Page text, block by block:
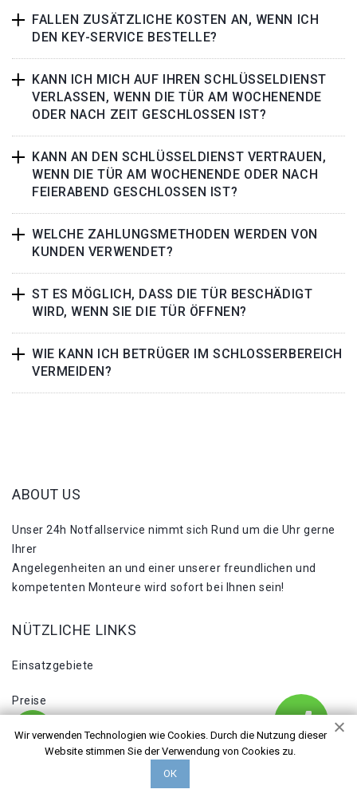
FALLEN ZUSÄTZLICHE KOSTEN AN, WENN ICH
DEN KEY-SERVICE BESTELLE?
KANN ICH MICH AUF IHREN SCHLÜSSELDIENST
VERLASSEN, WENN DIE TÜR AM WOCHENENDE
ODER NACH ZEIT GESCHLOSSEN IST?
KANN AN DEN SCHLÜSSELDIENST VERTRAUEN,
WENN DIE TÜR AM WOCHENENDE ODER NACH
FEIERABEND GESCHLOSSEN IST?
WELCHE ZAHLUNGSMETHODEN WERDEN VON
KUNDEN VERWENDET?
ST ES MÖGLICH, DASS DIE TÜR BESCHÄDIGT
WIRD, WENN SIE DIE TÜR ÖFFNEN?
WIE KANN ICH BETRÜGER IM SCHLOSSERBEREICH
VERMEIDEN?
Wir verwenden Technologien wie Cookies. Durch die Nutzung dieser
Website stimmen Sie der Verwendung von Cookies zu.
ОК
ABOUT US
Unser 24h Notfallservice nimmt sich Rund um die Uhr gerne
Ihrer
Angelegenheiten an und einer unserer freundlichen und
kompetenten Monteure wird sofort bei Ihnen sein!
NÜTZLICHE LINKS
Einsatzgebiete
Preise
Kontakte